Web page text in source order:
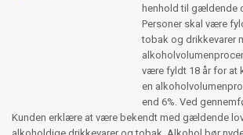
henhold til gældende
Personer skal være
tobak og drikkevarer
være fyldt 18 år for at
en
end 6%. Ved
Kunden erklære at være bekendt med gældende